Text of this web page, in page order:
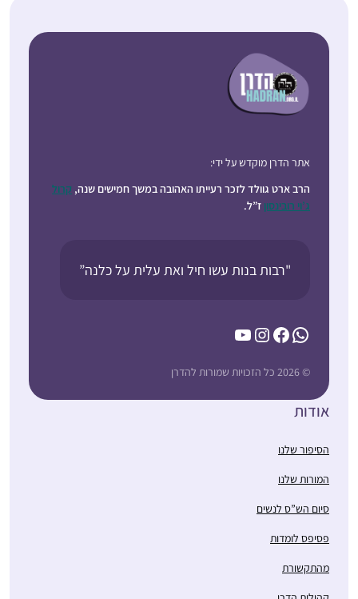
אתר הדרן מוקדש על ידי:
הרב ארט גוולד לזכר רעייתו האהובה במשך חמישים שנה, קרול
ג’וי רובינסון ז”ל.
"רבות בנות עשו חיל ואת עלית על כלנה”
WhatsApp
Facebook
Instagram
YouTube
© 2026 כל הזכויות שמורות להדרן
אודות
הסיפור שלנו
המורות שלנו
סיום הש”ס לנשים
פסיפס לומדות
מהתקשורת